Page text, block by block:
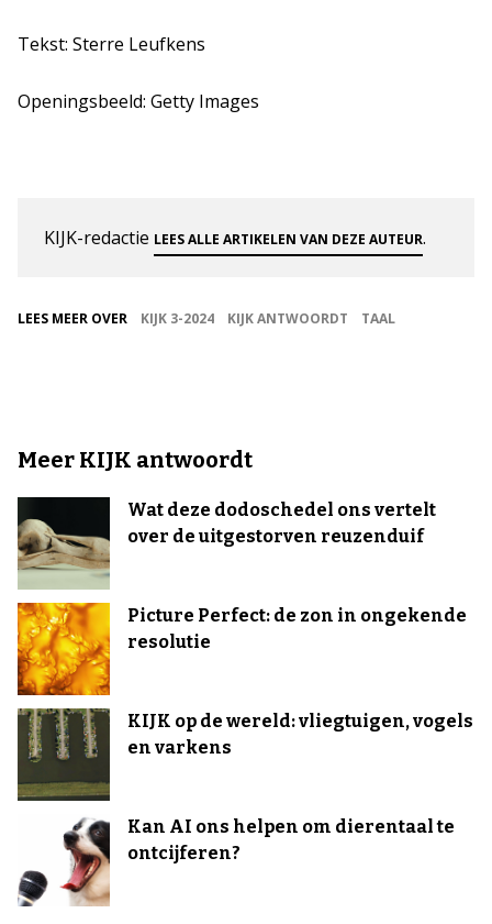
Tekst: Sterre Leufkens
Openingsbeeld: Getty Images
KIJK-redactie LEES ALLE ARTIKELEN VAN DEZE AUTEUR.
LEES MEER OVER KIJK 3-2024 KIJK ANTWOORDT TAAL
Meer KIJK antwoordt
Wat deze dodoschedel ons vertelt
over de uitgestorven reuzenduif
Picture Perfect: de zon in ongekende
resolutie
KIJK op de wereld: vliegtuigen, vogels
en varkens
Kan AI ons helpen om dierentaal te
ontcijferen?